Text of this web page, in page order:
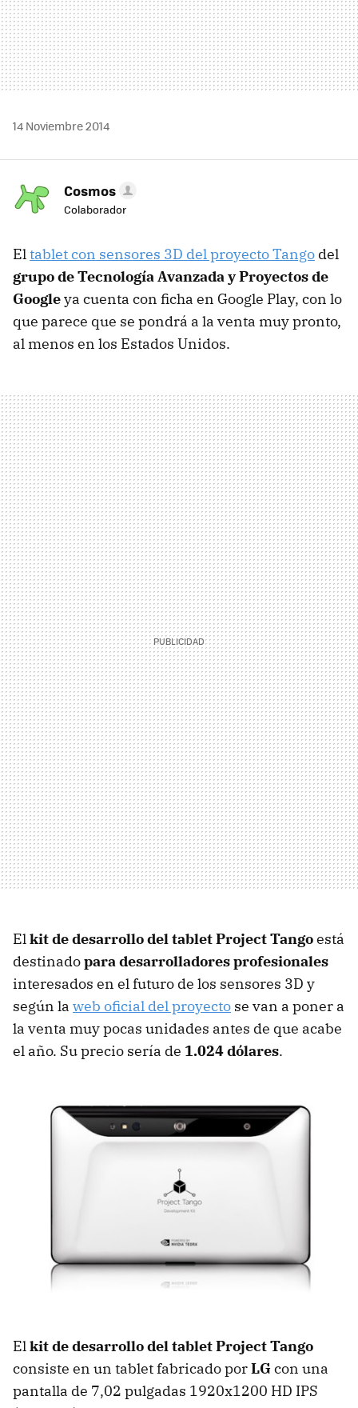
14 Noviembre 2014
Cosmos
Colaborador
Eltablet con sensores 3D del proyecto Tango del
grupo de Tecnología Avanzada y Proyectos de
Googleya cuenta con ficha en Google Play, con lo
que parece que se pondrá a la venta muy pronto,
al menos en los Estados Unidos.
Elkit de desarrollo del tablet Project Tangoestá
destinadopara desarrolladores profesionales
interesados en el futuro de los sensores 3D y
según la web oficial del proyecto se van a poner a
la venta muy pocas unidades antes de que acabe
el año. Su precio sería de 1.024 dólares.
Elkit de desarrollo del tablet Project Tango
consiste en un tablet fabricado porLGcon una
pantalla de 7,02 pulgadas 1920x1200 HD IPS